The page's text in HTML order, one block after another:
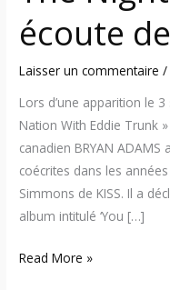
écoute
Laisser un commentaire
Lors d’une apparition le
Nation With Eddie Trunk
canadien BRYAN
coécrites dans les
Simmons de KISS. Il a
album intitulé ‘You […]
Read More »